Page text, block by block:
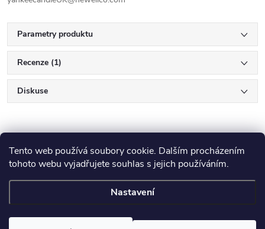
Tento web používá soubory cookie. Dalším procházením
tohoto webu vyjadřujete souhlas s jejich používáním.
Nastavení
Parametry produktu
Recenze (1)
Diskuse
Z
nastavení cookies